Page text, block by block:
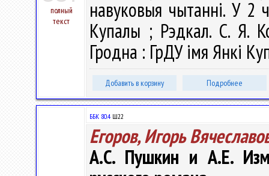
полный
текст
навуковыя чытаннi. У 2
Купалы ; Рэдкал. С. Я.
Гродна : ГрДУ імя Янкі
Добавить в корзину Подробнее
ББК 80.4 Ш22
Егоров, Игорь
А.С. Пушкин и А.Е.